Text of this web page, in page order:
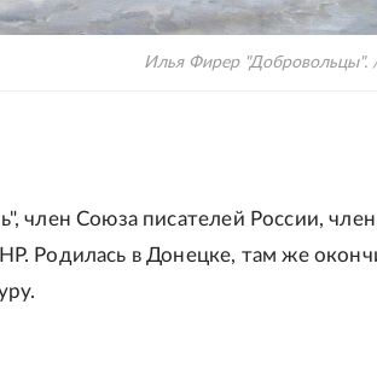
Илья Фирер "Добровольцы". /
член Союза писателей России, член
Родилась в Донецке, там же